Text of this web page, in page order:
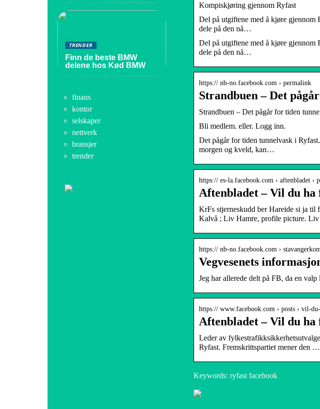
Kompiskjøring gjennom Ryfast
Del på utgiftene med å kjøre gjennom
dele på den nå…
Del på utgiftene med å kjøre gjennom
dele på den nå…
https:// nb-no.facebook.com › permalink
Strandbuen – Det
Strandbuen – Det pågår for tiden
Bli medlem. eller. Logg inn.
Det pågår for tiden tunnelvask i
morgen og kveld, kan…
https:// es-la.facebook.com › aftenbladet ›
Aftenbladet – Vil du ha
KrFs stjerneskudd ber Hareide si ja
Kalvå ; Liv Hamre, profile picture.
https:// nb-no.facebook.com ›
Vegvesenets
Jeg har allerede delt på FB, da en
https:// www.facebook.com › posts › vil-
Aftenbladet – Vil du ha
Leder av
Ryfast. Fremskrittspartiet mener den …
Keywords: ryfast facebook
TRENDER
Finn de beste BMW
delene hos Kød BMW
finans
kontor
selskaper
nettverk
bransjer
trender